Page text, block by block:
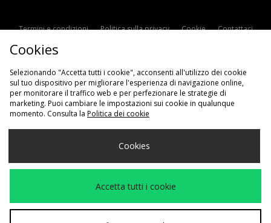
Termini e condizioni Politica sulla privacy Cookie
Contattaci
Scegli Il Tuo Paese
Accettiamo i seguenti metodi di pagamento
Cookies
Selezionando "Accetta tutti i cookie", acconsenti all'utilizzo dei cookie
sul tuo dispositivo per migliorare l'esperienza di navigazione online,
per monitorare il traffico web e per perfezionare le strategie di
marketing. Puoi cambiare le impostazioni sui cookie in qualunque
momento. Consulta la Politica dei cookie
Cookies
Accetta tutti i cookie